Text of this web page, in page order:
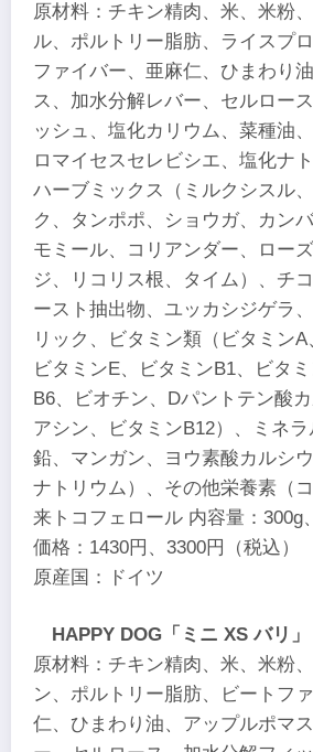
原材料：チキン精肉、米、米粉
ル、ポルトリー脂肪、ライスプ
ファイバー、亜麻仁、ひまわり
ス、加水分解レバー、セルロー
ッシュ、塩化カリウム、菜種油
ロマイセスセレビシエ、塩化ナ
ハーブミックス（ミルクシスル
ク、タンポポ、ショウガ、カン
モミール、コリアンダー、ロー
ジ、リコリス根、タイム）、チ
ースト抽出物、ユッカシジゲラ
リック、ビタミン類（ビタミンA
ビタミンE、ビタミンB1、ビタ
B6、ビオチン、Dパントテン酸
アシン、ビタミンB12）、ミネ
鉛、マンガン、ヨウ素酸カルシ
ナトリウム）、その他栄養素（
来トコフェロール 内容量：300g
価格：1430円、3300円（税込）
原産国：ドイツ
HAPPY DOG「ミニ XS バリ」
原材料：チキン精肉、米、米粉
ン、ポルトリー脂肪、ビートフ
仁、ひまわり油、アップルポマ